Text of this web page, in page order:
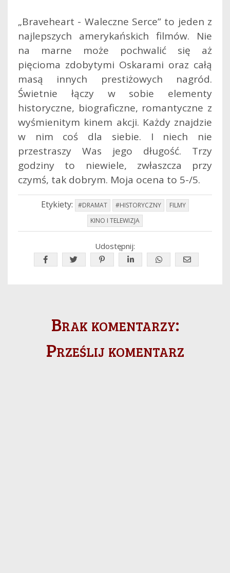
„Braveheart - Waleczne Serce” to jeden z
najlepszych amerykańskich filmów. Nie
na marne może pochwalić się aż
pięcioma zdobytymi Oskarami oraz całą
masą innych prestiżowych nagród.
Świetnie łączy w sobie elementy
historyczne, biograficzne, romantyczne z
wyśmienitym kinem akcji. Każdy znajdzie
w nim coś dla siebie. I niech nie
przestraszy Was jego długość. Trzy
godziny to niewiele, zwłaszcza przy
czymś, tak dobrym. Moja ocena to 5-/5.
Etykiety: #DRAMAT #HISTORYCZNY
FILMY
KINO I TELEWIZJA
Udostępnij:
Brak komentarzy:
Prześlij komentarz